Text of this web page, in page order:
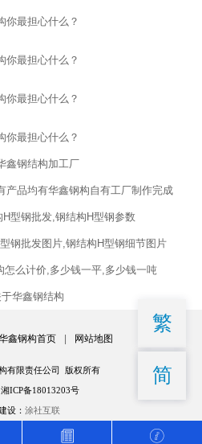
鑫钢构首页 | 网站地图
有限责任公司 版权所有
ICP备18013203号
设： 涂社互联
繁
简